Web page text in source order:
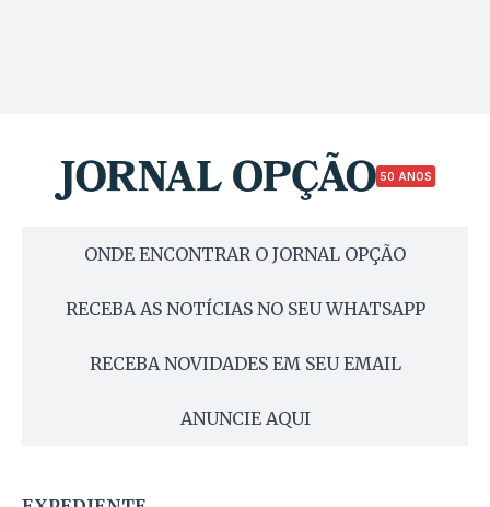
50 ANOS
ONDE ENCONTRAR O JORNAL OPÇÃO
RECEBA AS NOTÍCIAS NO SEU WHATSAPP
RECEBA NOVIDADES EM SEU EMAIL
ANUNCIE AQUI